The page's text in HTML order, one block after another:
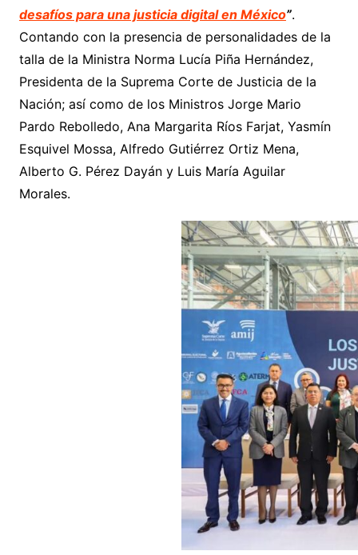
desafíos para una justicia digital en México”.
Contando con la presencia de personalidades de la
talla de la Ministra Norma Lucía Piña Hernández,
Presidenta de la Suprema Corte de Justicia de la
Nación; así como de los Ministros Jorge Mario
Pardo Rebolledo, Ana Margarita Ríos Farjat, Yasmín
Esquivel Mossa, Alfredo Gutiérrez Ortiz Mena,
Alberto G. Pérez Dayán y Luis María Aguilar
Morales.